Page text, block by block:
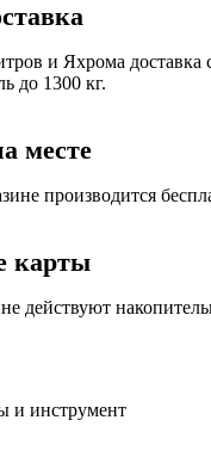
и Яхрома доставка
до 1300 кг.
месте
производится
карты
действуют
и инструмент